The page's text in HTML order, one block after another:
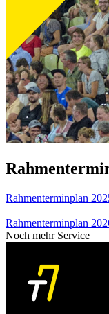
Rahmenterminplan
Rahmenterminplan
Noch mehr Service